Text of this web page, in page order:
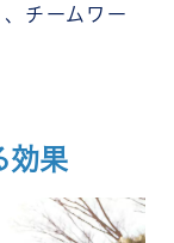
チームワー
効果